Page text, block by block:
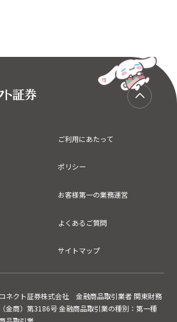
ご利用にあたって
ポリシー
お客様第一の業務運営
よくあるご質問
サイトマップ
ネクト証券株式会社 金融商品取引業者 関東財務
金商）第3186号 金融商品取引業の種別：第一種